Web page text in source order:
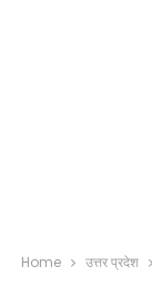
Home उत्तर प्रदेश